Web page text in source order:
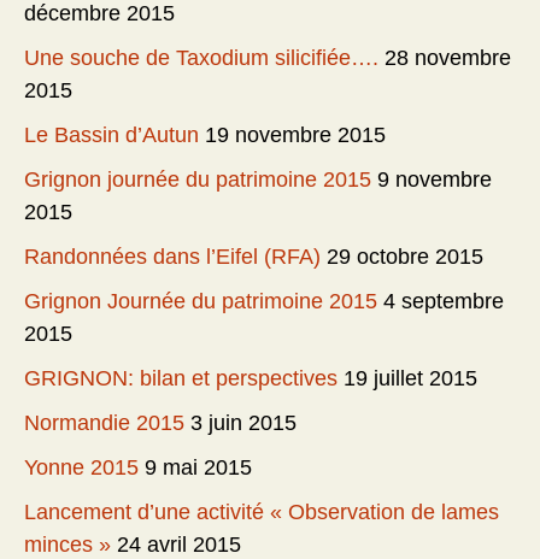
décembre 2015
Une souche de Taxodium silicifiée…. 28 novembre
2015
Le Bassin d’Autun 19 novembre 2015
Grignon journée du patrimoine 2015 9 novembre
2015
Randonnées dans l’Eifel (RFA) 29 octobre 2015
Grignon Journée du patrimoine 2015 4 septembre
2015
GRIGNON: bilan et perspectives 19 juillet 2015
Normandie 2015 3 juin 2015
Yonne 2015 9 mai 2015
Lancement d’une activité « Observation de lames
minces » 24 avril 2015